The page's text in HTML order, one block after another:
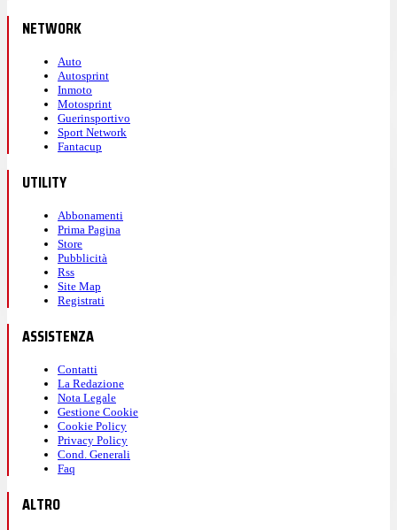
NETWORK
Auto
Autosprint
Inmoto
Motosprint
Guerinsportivo
Sport Network
Fantacup
UTILITY
Abbonamenti
Prima Pagina
Store
Pubblicità
Rss
Site Map
Registrati
ASSISTENZA
Contatti
La Redazione
Nota Legale
Gestione Cookie
Cookie Policy
Privacy Policy
Cond. Generali
Faq
ALTRO